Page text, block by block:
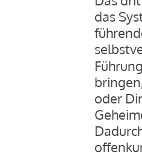
das
oder